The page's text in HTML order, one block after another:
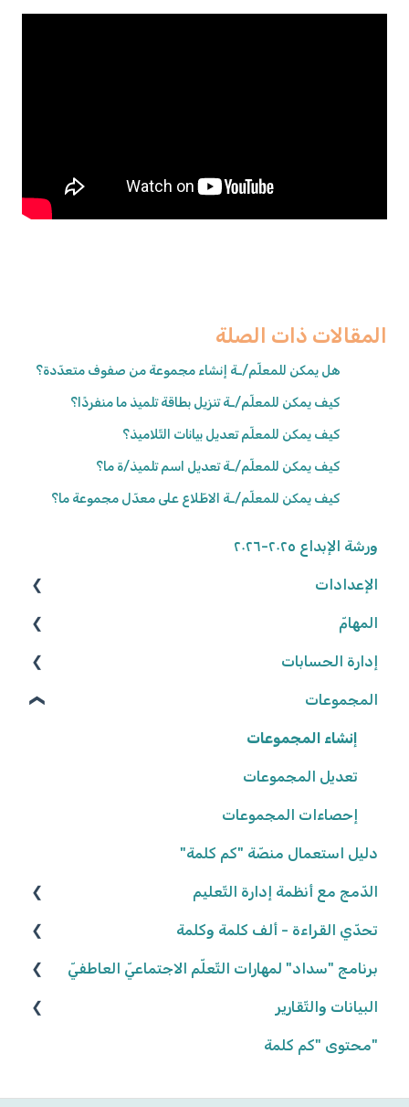
المقالات ذات الصلة
هل يمكن للمعلّم/ـة إنشاء مجموعة من صفوف متعدّدة؟
كيف يمكن للمعلّم/ـة تنزيل بطاقة تلميذ ما منفردًا؟
كيف يمكن للمعلّم تعديل بيانات التّلاميذ؟
كيف يمكن للمعلّم/ـة تعديل اسم تلميذ/ة ما؟
كيف يمكن للمعلّم/ـة الاطّلاع على معدّل مجموعة ما؟
ورشة الإبداع ٢٠٢٥-٢٠٢٦
الإعدادات
الوصول إلى المنصّة
كلمة المرور
البيانات الشّخصيّة
شروط وأحكام
إعدادات المدرسة
المهامّ
البحث عن الموارد
تعديل المهامّ
إعدادات المهامّ
تعيين المهامّ
حلّ المهامّ وتسليمها
تصحيح المهامّ وتفقّدها
نتائج المهامّ
إدارة الحسابات
المعلّمون/ـات
التّلاميذ
المجموعات
إنشاء المجموعات
تعديل المجموعات
إحصاءات المجموعات
دليل استعمال منصّة "كم كلمة"
الدّمج مع أنظمة إدارة التّعليم
كلاسلينك - ClassLink
تحدّي القراءة - ألف كلمة وكلمة
نكتب الواقع، نحلّق في الخيال ٢٠٢٥/٢٠٢٦
كواكب سيّارة ٢٠٢٤/٢٠٢٥
كواكب سيّارة ٢٠٢٣/٢٠٢٤
برنامج "سداد" لمهارات التّعلّم الاجتماعيّ العاطفيّ
تعريف البرنامج
المشاركة في البرنامج
البيانات والتّقارير
بيانات وتقارير التّلاميذ
"محتوى "كم كلمة